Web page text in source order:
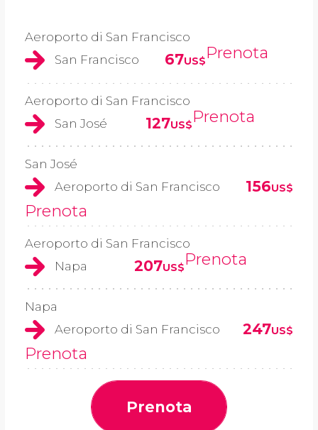
Aeroporto di San Francisco
San Francisco
67US$Prenota
Aeroporto di San Francisco
San José
127US$Prenota
San José
Aeroporto di San Francisco
156US$
Prenota
Aeroporto di San Francisco
Napa
207US$Prenota
Napa
Aeroporto di San Francisco
247US$
Prenota
Prenota